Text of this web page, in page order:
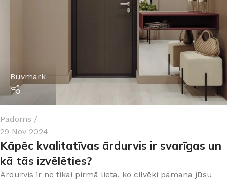
Buvmark
Padoms
29 Nov 2024
Kāpēc kvalitatīvas ārdurvis ir svarīgas un
kā tās izvēlēties?
Ārdurvis ir ne tikai pirmā lieta, ko cilvēki pamana jūsu